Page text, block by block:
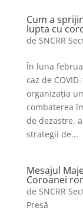
Cum a
lupta cu
de SNCRR
În luna
caz de
organizația
combaterea
de dezastre,
strategii de...
Mesajul
Coroanei
de SNCRR
Presă